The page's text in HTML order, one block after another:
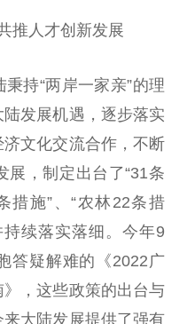
推人才创新发展
持“两岸一家亲”的理
发展机遇，逐步落实
文化交流合作，不断
展，制定出台了“31条
措施”、“农林22条措
续落实落细。今年9
答疑解难的《2022广
，这些政策的出台与
大陆发展提供了强有